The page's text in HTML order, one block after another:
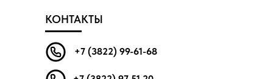
КОНТАКТЫ
+7 (3822) 99-61-68